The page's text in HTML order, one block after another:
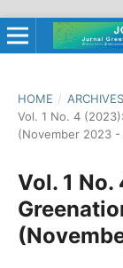
HOME / ARCHIVES
Vol. 1 No. 4
(November 2023
Vol. 1